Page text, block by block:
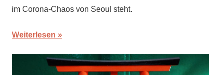
im Corona-Chaos von Seoul steht.
Weiterlesen